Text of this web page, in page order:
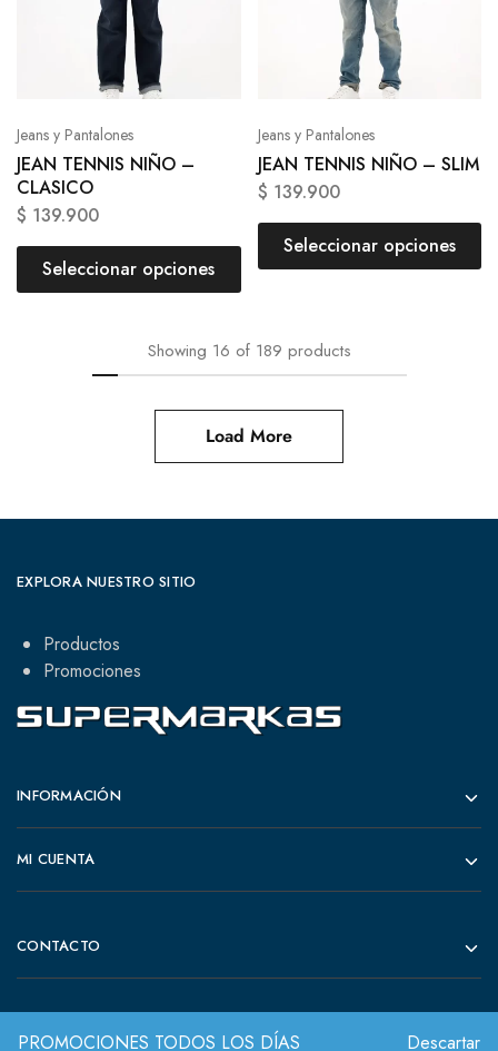
PROMOCIONES TODOS LOS DÍAS Descartar
Jeans y Pantalones
JEAN TENNIS NIÑO –
CLASICO
$ 139.900
Seleccionar opciones
Jeans y Pantalones
JEAN TENNIS NIÑO – SLIM
$ 139.900
Seleccionar opciones
Showing 16 of 189 products
Load More
EXPLORA NUESTRO SITIO
Productos
Promociones
INFORMACIÓN
MI CUENTA
CONTACTO